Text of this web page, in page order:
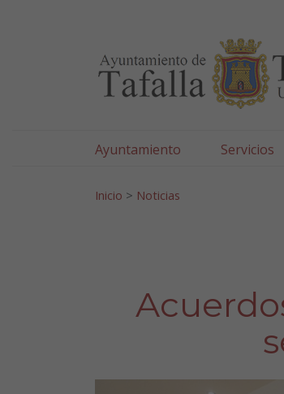
Ayuntamiento Servicios
Inicio > Noticias